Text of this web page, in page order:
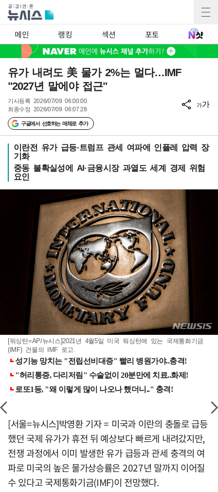
메인 랭킹 섹션 포토
유가 내려도 美 물가 2%는 멀다…IMF
"2027년 말에야 접근"
기사등록 2026/07/09 06:00:00
최종수정 2026/07/09 06:07:28
구글에서 선호하는 매체로 추가
가가
이란전 유가 급등·트럼프 관세 여파에 인플레 압력 장
기화
중동 불확실성에 AI·금융시장 과열도 세계 경제 위험
요인
[워싱턴=AP/뉴시스]2021년 4월5일 미국 워싱턴에 있는 국제통화기금
(IMF) 건물의 IMF 로고.
[서울=뉴시스]박영환 기자 = 미국과 이란의 충돌로 급등
했던 국제 유가가 휴전 뒤 예상보다 빠르게 내려갔지만,
전쟁 과정에서 이미 발생한 유가 급등과 관세 충격의 여
파로 미국의 높은 물가상승률은 2027년 말까지 이어질
수 있다고 국제통화기금(IMF)이 전망했다.